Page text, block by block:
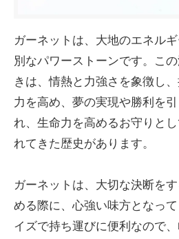
ガーネットは、大地のエネル
別なパワーストーンです。こ
きは、情熱と力強さを象徴し
力を高め、夢の実現や勝利を
れ、生命力を高めるお守りと
れてきた歴史があります。
ガーネットは、大切な決断を
める際に、心強い味方となっ
イズで持ち運びに便利なので